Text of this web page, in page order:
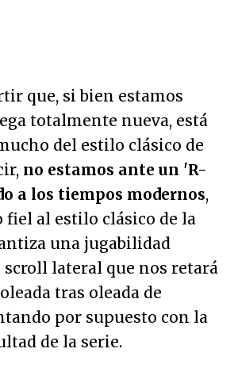
que, si bien estamos
totalmente nueva, está
del estilo clásico de
no estamos ante un 'R-
a los tiempos modernos,
fiel al estilo clásico de la
una jugabilidad
lateral que nos retará
tras oleada de
por supuesto con la
de la serie.